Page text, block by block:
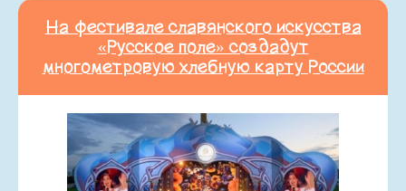
На фестивале славянского искусства
«Русское поле» создадут
многометровую хлебную карту России